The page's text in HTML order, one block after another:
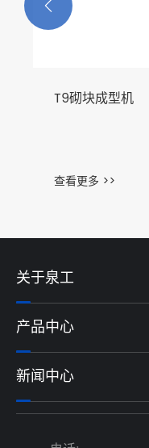

关于泉工
产品中心
新闻中心